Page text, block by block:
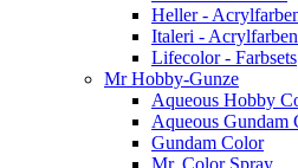
Heller -
Italeri - Acrylfarben
Lifecolor - Farbsets
Mr Hobby-Gunze
Aqueous Hobby
Aqueous Gundam
Gundam Color
Mr. Color Spray